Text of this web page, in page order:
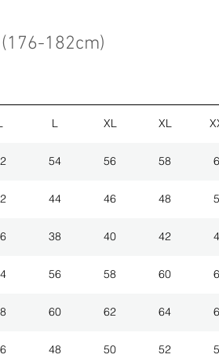
182cm)
L XL XL
54 56 58
44 46 48
38 40 42
56 58 60
60 62 64
48 50 52